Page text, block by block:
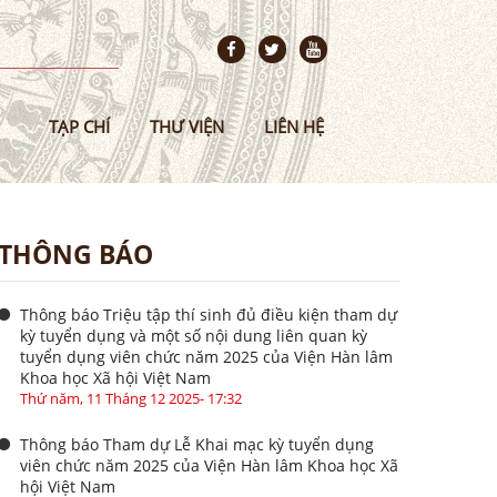
TẠP CHÍ THƯ VIỆN LIÊN HỆ
BÁO
Thông báo Triệu tập thí sinh đủ điều kiện tham dự
kỳ tuyển dụng và một số nội dung liên quan kỳ
tuyển dụng viên chức năm 2025 của Viện Hàn lâm
Khoa học Xã hội Việt Nam
Thứ năm, 11 Tháng 12 2025- 17:32
Thông báo Tham dự Lễ Khai mạc kỳ tuyển dụng
viên chức năm 2025 của Viện Hàn lâm Khoa học Xã
hội Việt Nam